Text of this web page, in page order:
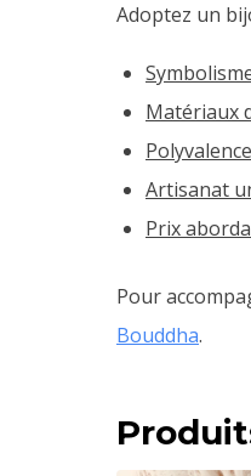
Adoptez un
Matériaux
Polyvalence
Artisanat
Prix
Pour
Bouddha.